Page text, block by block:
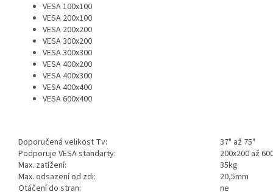
VESA 100x100
VESA 200x100
VESA 200x200
VESA 300x200
VESA 300x300
VESA 400x200
VESA 400x300
VESA 400x400
VESA 600x400
Doporučená velikost Tv:
37" až 75"
Podporuje VESA standarty:
200x200 až
Max. zatížení:
35kg
Max. odsazení od zdi:
20,5mm
Otáčení do stran:
ne